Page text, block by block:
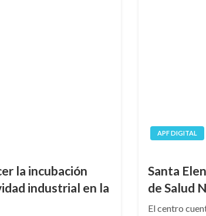
la incubación
industrial en la
APF DIGITAL
Santa
de Salud
El centro